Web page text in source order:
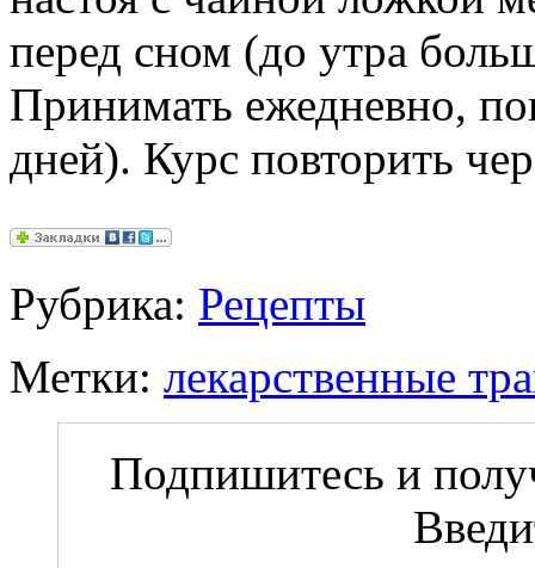
перед сном (до утра
Принимать ежедневно,
дней). Курс повторить
Рубрика: Рецепты
Метки: лекарственные
Подпишитесь и